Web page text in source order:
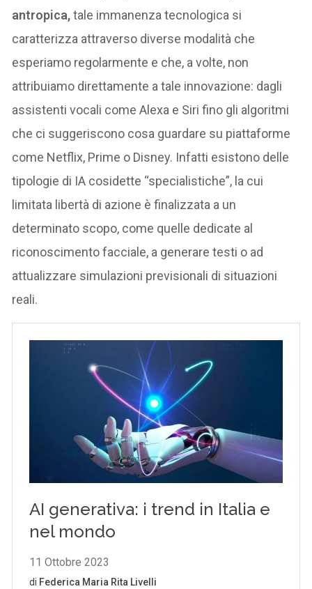
antropica,tale immanenza tecnologica si
caratterizza attraverso diverse modalità che
esperiamo regolarmente e che, a volte, non
attribuiamo direttamente a tale innovazione: dagli
assistenti vocali come Alexa e Siri fino gli algoritmi
che ci suggeriscono cosa guardare su piattaforme
come Netflix, Prime o Disney. Infatti esistono delle
tipologie di IA cosidette “specialistiche”, la cui
limitata libertà di azione è finalizzata a un
determinato scopo, come quelle dedicate al
riconoscimento facciale, a generare testi o ad
attualizzare simulazioni previsionali di situazioni
reali.